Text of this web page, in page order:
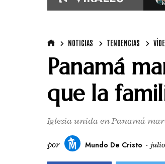
NOTICIAS TENDENCIAS
Panamá
que la
Iglesia unida en Panamá
por Mundo De Cristo - julio